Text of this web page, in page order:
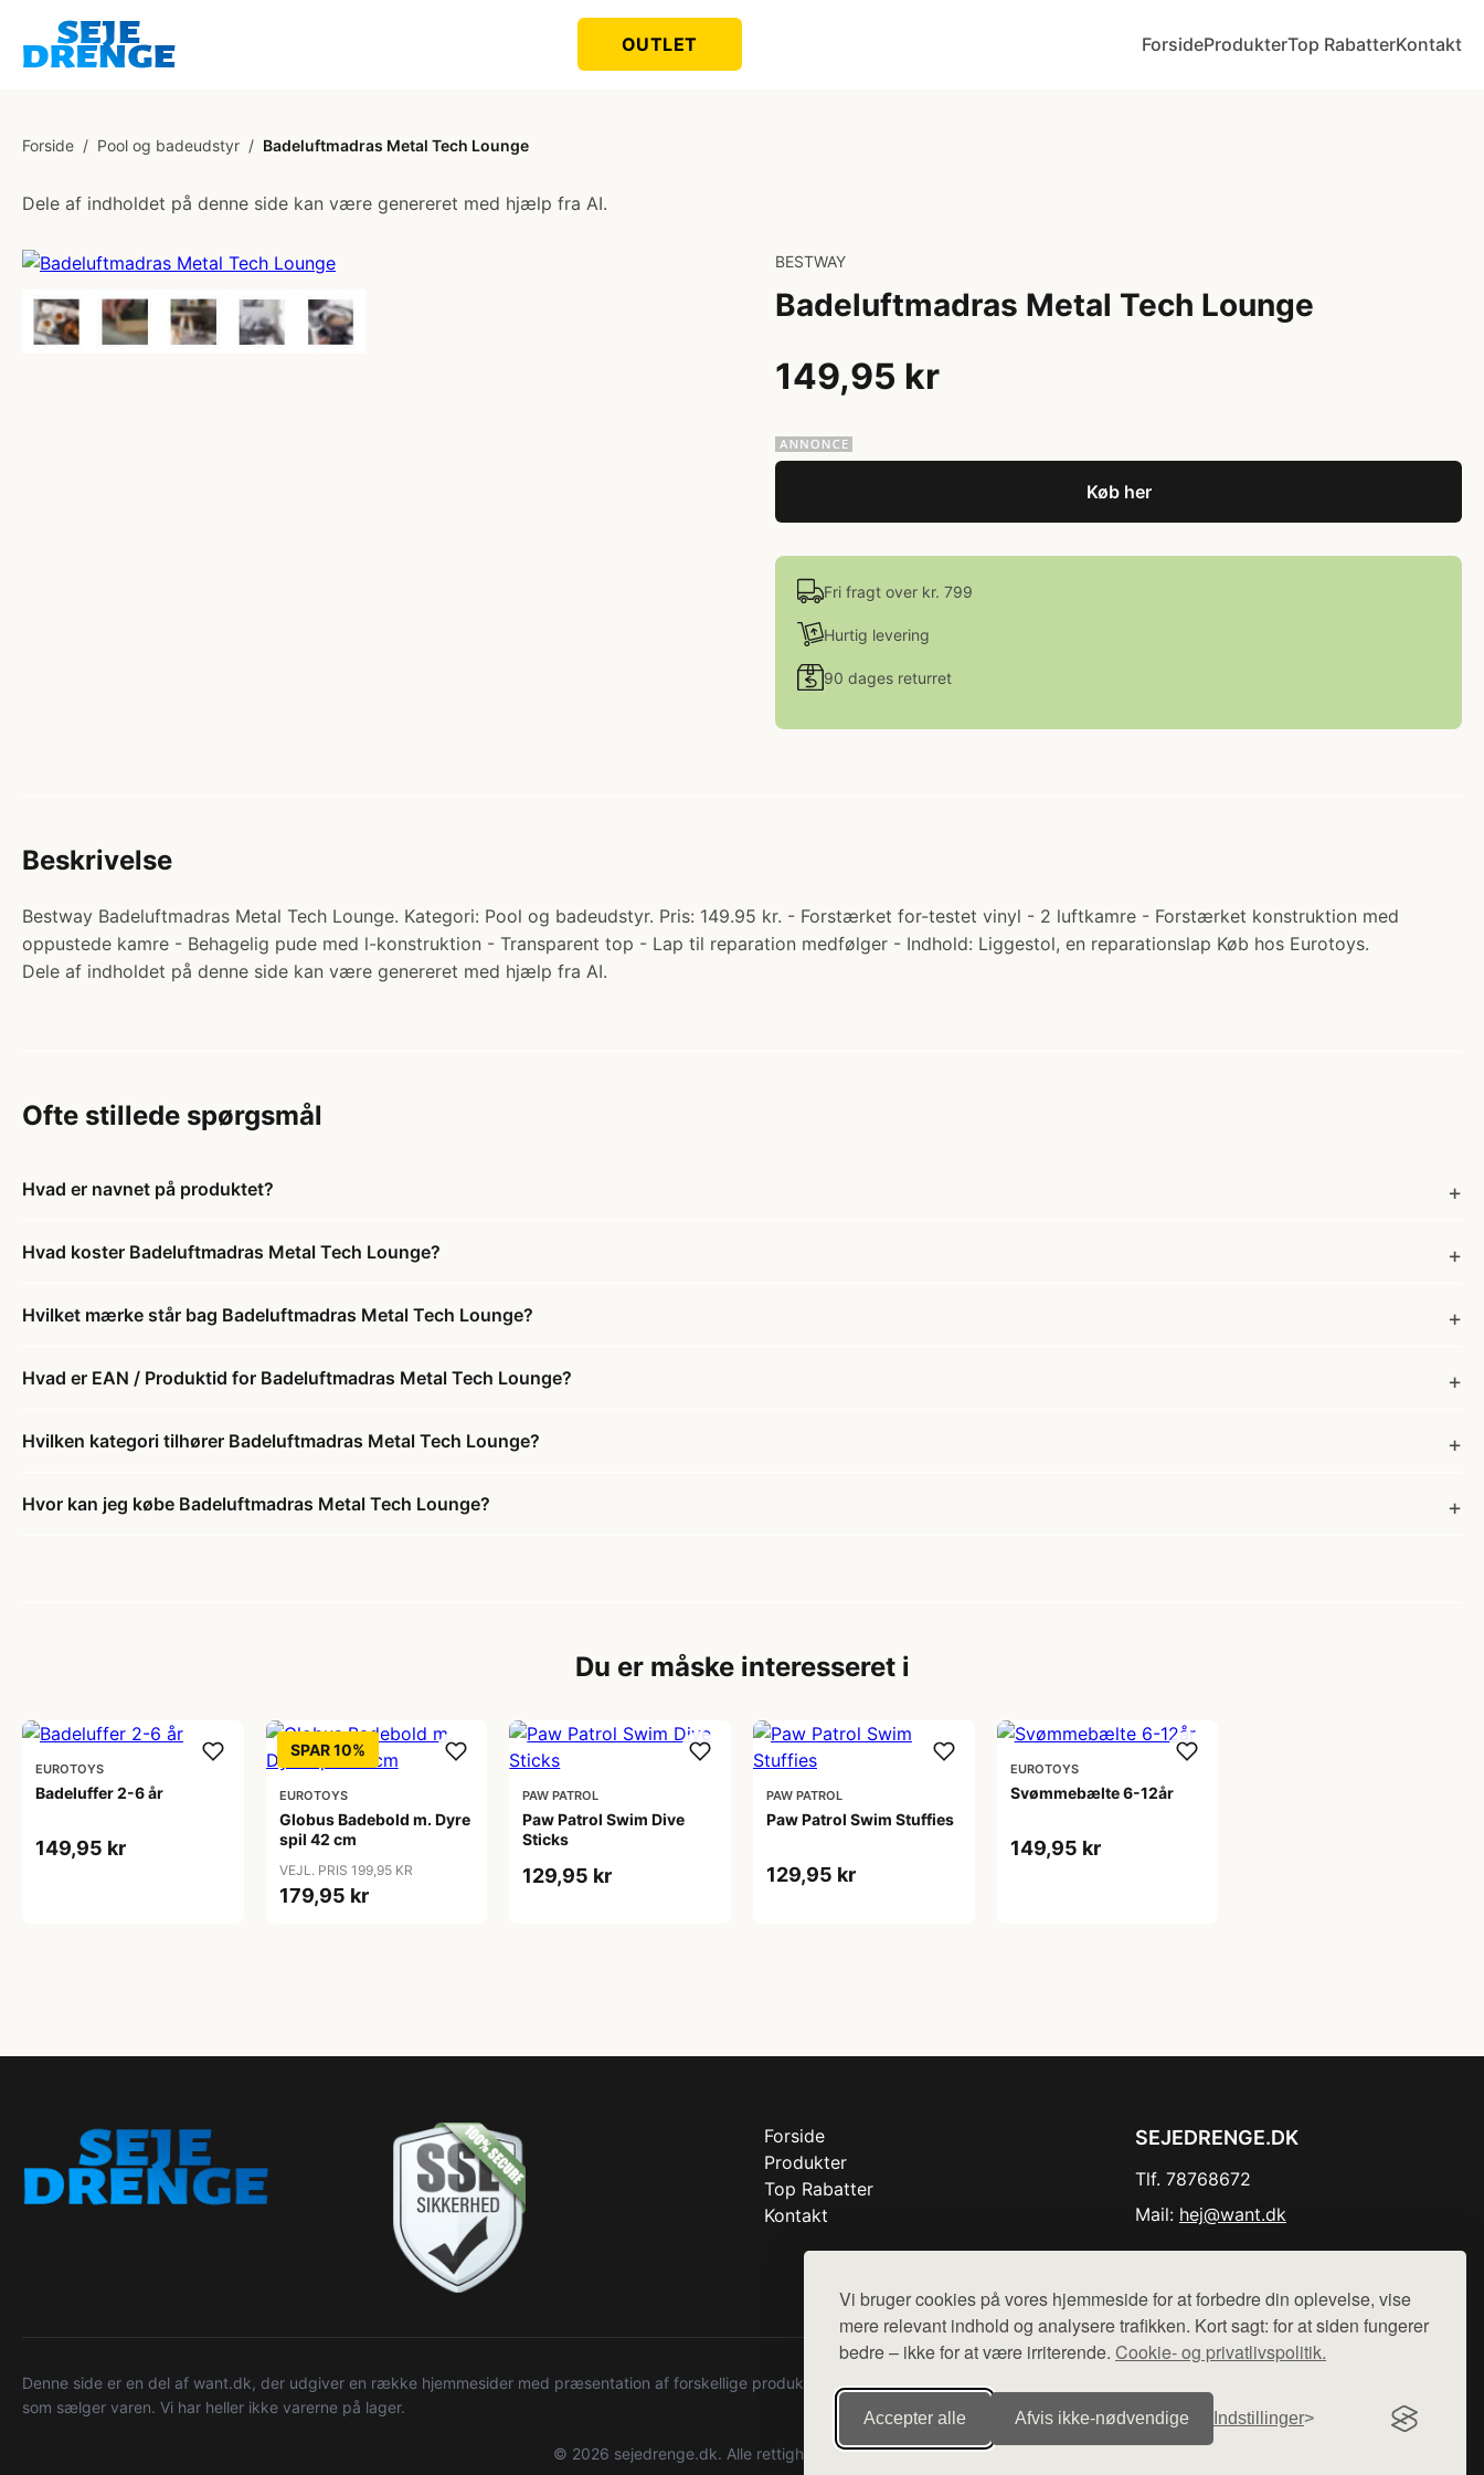
Vi bruger cookies på vores hjemmeside for at forbedre din oplevelse, vise
mere relevant indhold og analysere trafikken. Kort sagt: for at siden fungerer
bedre – ikke for at være irriterende. Cookie- og privatlivspolitik.
Accepter alle Afvis ikke‑nødvendige Indstillinger
OUTLET ForsideProdukterTop RabatterKontakt
Forside / Pool og badeudstyr / Badeluftmadras Metal Tech Lounge
Dele af indholdet på denne side kan være genereret med hjælp fra AI.
BESTWAY
Badeluftmadras Metal Tech Lounge
149,95 kr
Køb her
Fri fragt over kr. 799
Hurtig levering
90 dages returret
Beskrivelse
Bestway Badeluftmadras Metal Tech Lounge. Kategori: Pool og badeudstyr. Pris: 149.95 kr. - Forstærket for-testet vinyl - 2 luftkamre - Forstærket konstruktion med
oppustede kamre - Behagelig pude med l-konstruktion - Transparent top - Lap til reparation medfølger - Indhold: Liggestol, en reparationslap Køb hos Eurotoys.
Dele af indholdet på denne side kan være genereret med hjælp fra AI.
Ofte stillede spørgsmål
Hvad er navnet på produktet?
Hvad koster Badeluftmadras Metal Tech Lounge?
Hvilket mærke står bag Badeluftmadras Metal Tech Lounge?
Hvad er EAN / Produktid for Badeluftmadras Metal Tech Lounge?
Hvilken kategori tilhører Badeluftmadras Metal Tech Lounge?
Hvor kan jeg købe Badeluftmadras Metal Tech Lounge?
Du er måske interesseret i
EUROTOYS
Badeluffer 2-6 år
149,95 kr
SPAR 10%
EUROTOYS
Globus Badebold m. Dyre
spil 42 cm
VEJL. PRIS 199,95 KR
179,95 kr
PAW PATROL
Paw Patrol Swim Dive
Sticks
129,95 kr
PAW PATROL
Paw Patrol Swim Stuffies
129,95 kr
EUROTOYS
Svømmebælte 6-12år
149,95 kr
Forside
Produkter
Top Rabatter
Kontakt
SEJEDRENGE.DK
Tlf. 78768672
Mail: hej@want.dk
Denne side er en del af want.dk, der udgiver en række hjemmesider med præsentation af forskellige produkter fra diverse webshops. Der sælges ikke varer fra denne side - vi henviser til de shops,
som sælger varen. Vi har heller ikke varerne på lager.
© 2026 sejedrenge.dk. Alle rettigheder forbeholdes.